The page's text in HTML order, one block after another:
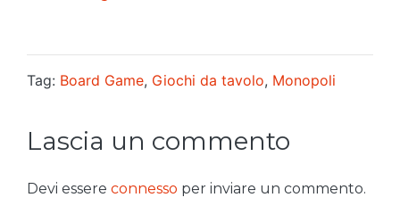
Tag: Board Game, Giochi da tavolo, Monopoli
Lascia un commento
Devi essere connesso per inviare un commento.